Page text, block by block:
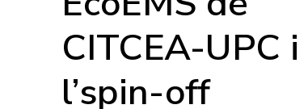
CITCEA-UPC i
l’spin-off